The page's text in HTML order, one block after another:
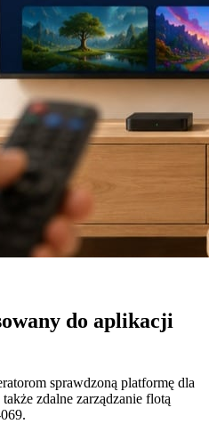
do aplikacji
sprawdzoną platformę dla
zdalne zarządzanie flotą